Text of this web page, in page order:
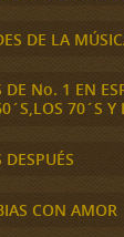
DE LA
DE No. 1 EN
70´S Y
CON AMOR